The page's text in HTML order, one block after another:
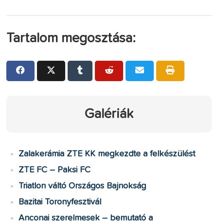
Tartalom megosztása:
Galériák
Zalakerámia ZTE KK megkezdte a felkészülést
ZTE FC – Paksi FC
Triatlon váltó Országos Bajnokság
Bazitai Toronyfesztivál
Anconai szerelmesek – bemutató a